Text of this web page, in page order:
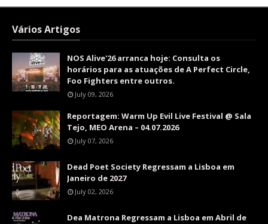
Vários Artigos
NOS Alive'26 arranca hoje: Consulta os
horários para as atuações de A Perfect Circle,
Foo Fighters entre outros.
July 09, 2026
Reportagem: Warm Up Evil Live Festival @ Sala
Tejo, MEO Arena – 04.07.2026
July 07, 2026
Dead Poet Society Regressam a Lisboa em
Janeiro de 2027
July 02, 2026
Dea Matrona Regressam a Lisboa em Abril de